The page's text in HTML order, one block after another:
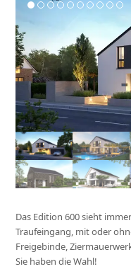
Das Edition 600 sieht
Traufeingang, mit oder
Freigebinde,
Sie haben die Wahl!